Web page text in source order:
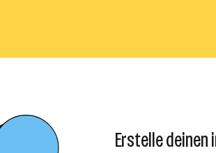
Erstelle deinen